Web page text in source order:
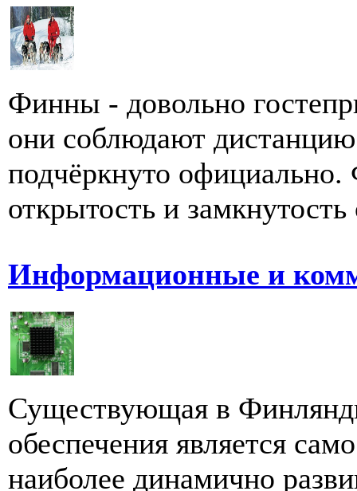
Финны - довольно
они соблюдают
подчёркнуто
открытость и
Информационные и
Существующая в
обеспечения является
наиболее динамично